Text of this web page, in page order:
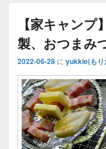
【家キャンプ
製、おつまみ
2022-06-28 に yukkie(もり